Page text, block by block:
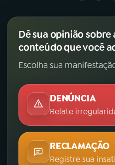
Dê sua opinião
conteúdo que você
Escolha sua
DENÚNCIA
Relate
RECLAMAÇÃO
Registre sua